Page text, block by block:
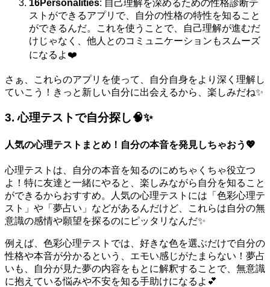
16Personalities: 自己理解を深めるための性格診断テ
ストができるアプリで、自分の性格の特性を知ること
ができるんだ。これを使うことで、自己理解が進むだ
けじゃなく、他人とのコミュニケーションもスムーズ
になるよ❤️
さぁ、これらのアプリを使って、自分自身をより深く理解し
ていこう！きっと新しい自分に出会えるから、楽しみだね✨
3. 心理テストで自分探し🧠✨
人気の心理テストまとめ！自分の本音を発見しちゃおう💖
心理テストは、自分の本音を知るのにめちゃくちゃ役立つ
よ！特に友達と一緒にやると、楽しみながら自分を知ること
ができるからおすすめ。人気の心理テストには「色彩心理テ
スト」や「夢占い」などがあるんだけど、これらは自分の無
意識の感情や願望を探るのにピッタリなんだ✨
例えば、色彩心理テストでは、好きな色を選ぶだけで自分の
性格や本音が分かるという、エモい感じがたまらない！夢占
いも、自分が見た夢の内容をもとに解釈することで、無意識
に抱えている悩みや不安を知る手助けになるよ💕